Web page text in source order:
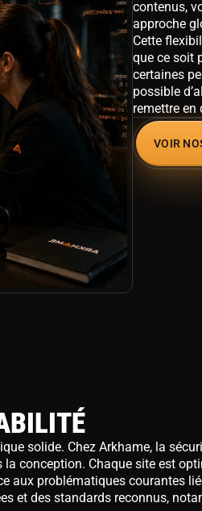
contenus,
approche
Cette
que ce soit
certaines
possible
remettre en
VOIR
solide. Chez Arkhame, la
conception. Chaque site est
aux problématiques courantes
et des standards reconnus,